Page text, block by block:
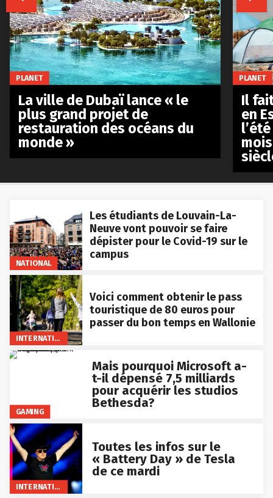
NATIONAL
Les étudiants de Louvain-La-
Neuve vont pouvoir se faire
dépister pour le Covid-19 sur le
campus
INTERNATIONAL
Voici comment obtenir le pass
touristique de 80 euros pour
passer du bon temps en Wallonie
GAMING
Mais pourquoi Microsoft a-
t-il dépensé 7,5 milliards
pour acquérir les studios
Bethesda?
INTERNATIONAL
Toutes les infos sur le
« Battery Day » de Tesla
de ce mardi
PLANET
La ville de Dubaï lance « le
plus grand projet de
restauration des océans du
monde »
PLANET
Il
en